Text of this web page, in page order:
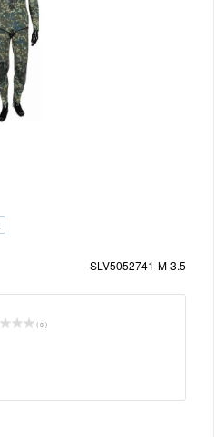
SLV5052741-M-3.5
( 0 )